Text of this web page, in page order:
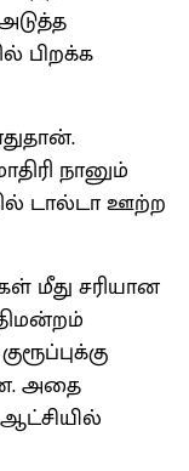
பிறக்க
நானும்
டால்டா ஊற்ற
மீது சரியான
அதை
ஆட்சியில்